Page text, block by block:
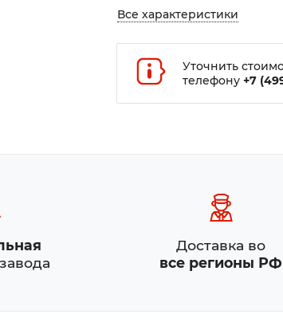
Все характеристики
Уточнить
телефону +7
завода
Доставка во
все регионы РФ